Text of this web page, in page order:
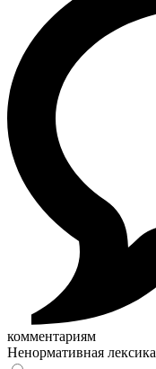
комментариям
Ненормативная лексика